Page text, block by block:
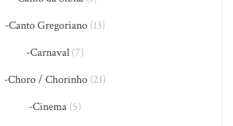
-Canto Gregoriano (13)
-Carnaval (7)
-Choro / Chorinho (21)
-Cinema (5)